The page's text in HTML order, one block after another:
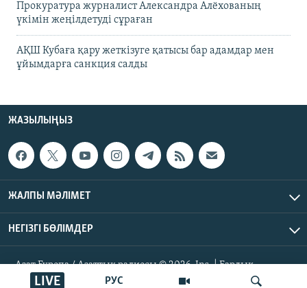
РУС
LIVE
Прокуратура журналист Александра Алёхованың
үкімін жеңілдетуді сұраған
АҚШ Кубаға қару жеткізуге қатысы бар адамдар мен
ұйымдарға санкция салды
ЖАЗЫЛЫҢЫЗ
ЖАЛПЫ МӘЛІМЕТ
НЕГІЗГІ БӨЛІМДЕР
Азат Еуропа / Азаттық радиосы © 2026, Inc. | Барлық
құқықтары қорғалған